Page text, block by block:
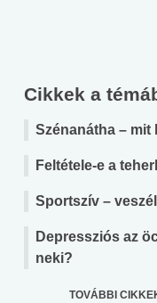
Cikkek a
Szénanátha – mit
Feltétele-e a
Sportszív –
Depressziós az
neki?
TOVÁBBI